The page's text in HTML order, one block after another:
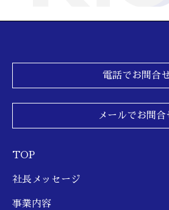
電話でお問合
メールでお問合
TOP
社長メッセージ
事業内容